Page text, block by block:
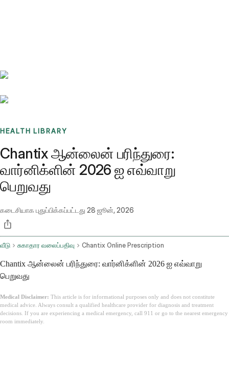
HEALTH LIBRARY
Chantix ஆன்லைன் பரிந்துரை:
வார்னிக்ளின் 2026 ஐ எவ்வாறு
பெறுவது
கடைசியாக புதுப்பிக்கப்பட்டது 28 ஜூன், 2026
வீடு சுகாதார வலைப்பதிவு Chantix Online Prescription
Chantix ஆன்லைன் பரிந்துரை: வார்னிக்ளின் 2026 ஐ எவ்வாறு
பெறுவது
Medical Disclaimer: This article is for informational purposes only and does not constitute
medical advice. Always consult a qualified healthcare provider for diagnosis and treatment
decisions. If you are experiencing a medical emergency, call 911 or go to the nearest emergency
room immediately.